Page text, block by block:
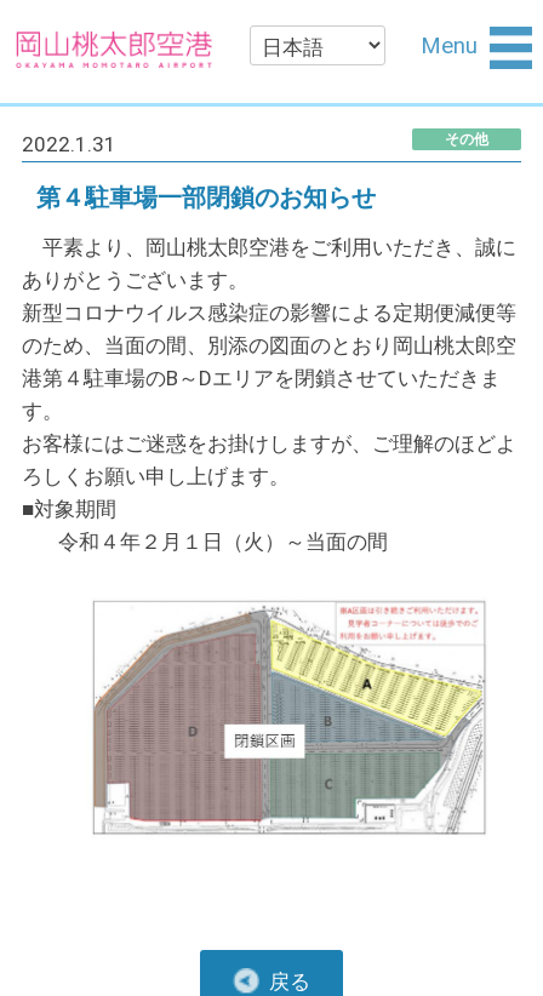
Menu
その他
2022.1.31
第４駐車場一部閉鎖のお知らせ
平素より、岡山桃太郎空港をご利用いただき、誠に
ありがとうございます。
新型コロナウイルス感染症の影響による定期便減便等
のため、当面の間、別添の図面のとおり岡山桃太郎空
港第４駐車場のB～Dエリアを閉鎖させていただきま
す。
お客様にはご迷惑をお掛けしますが、ご理解のほどよ
ろしくお願い申し上げます。
■対象期間
令和４年２月１日（火）～当面の間
戻る